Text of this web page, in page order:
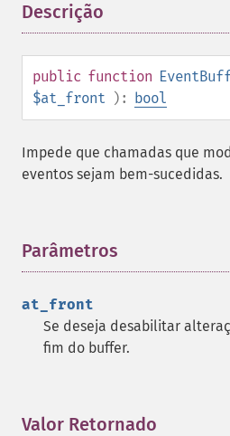
Descrição
public function
$at_front ): bool
Impede que chamadas que
eventos sejam bem-sucedidas.
Parâmetros
at_front
Se deseja desabilitar
fim do buffer.
Valor Retornado